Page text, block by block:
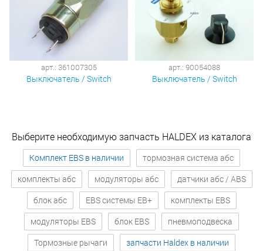
арт.: 361007305
Выключатель / Switch
арт.: 90054088
Выключатель / Switch
Выберите необходимую запчасть HALDEX из каталога
Комплект EBS в наличии
тормозная система абс
комплекты абс
модуляторы абс
датчики абс / ABS
блок абс
EBS системы EB+
комплекты EBS
модуляторы EBS
блок EBS
пневмоподвеска
Тормозные рычаги
запчасти Haldex в наличии